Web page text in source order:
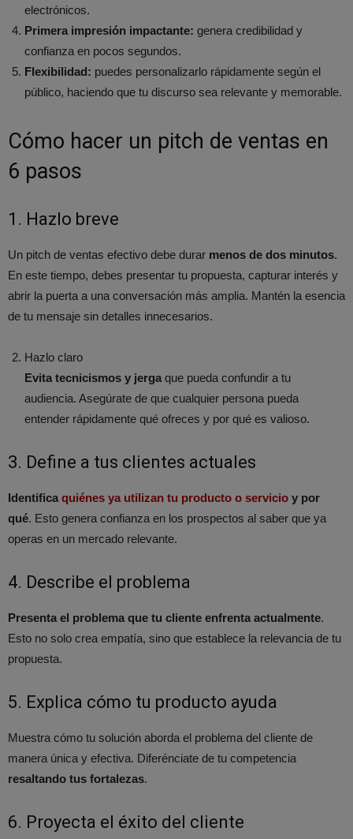
electrónicos.
Primera impresión impactante: genera credibilidad y
confianza en pocos segundos.
Flexibilidad: puedes personalizarlo rápidamente según el
público, haciendo que tu discurso sea relevante y memorable.
Cómo hacer un pitch de ventas en
6 pasos
1. Hazlo breve
Un pitch de ventas efectivo debe durar menos de dos minutos.
En este tiempo, debes presentar tu propuesta, capturar interés y
abrir la puerta a una conversación más amplia. Mantén la esencia
de tu mensaje sin detalles innecesarios.
Hazlo claro
Evita tecnicismos y jerga que pueda confundir a tu
audiencia. Asegúrate de que cualquier persona pueda
entender rápidamente qué ofreces y por qué es valioso.
3. Define a tus clientes actuales
Identifica quiénes ya utilizan tu producto o servicio y por
qué. Esto genera confianza en los prospectos al saber que ya
operas en un mercado relevante.
4. Describe el problema
Presenta el problema que tu cliente enfrenta actualmente.
Esto no solo crea empatía, sino que establece la relevancia de tu
propuesta.
5. Explica cómo tu producto ayuda
Muestra cómo tu solución aborda el problema del cliente de
manera única y efectiva. Diferénciate de tu competencia
resaltando tus fortalezas.
6. Proyecta el éxito del cliente